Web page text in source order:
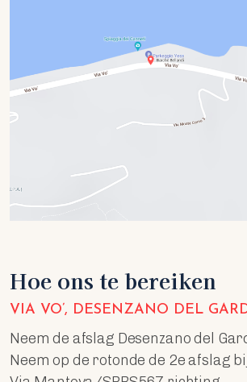
Hoe ons te bereiken
VIA VO’, DESENZANO DEL
Neem de afslag Desenzano del
Neem op de rotonde de 2e afslag